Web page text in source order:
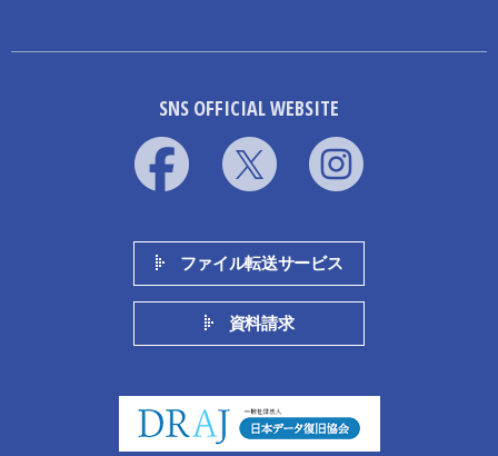
SNS OFFICIAL WEBSITE
ファイル転送サービス
資料請求